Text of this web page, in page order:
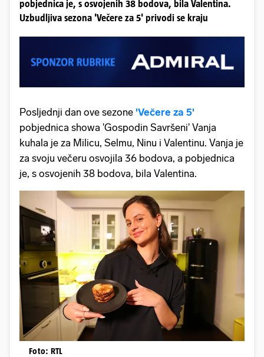
pobjednica je, s osvojenih 38 bodova, bila Valentina.
Uzbudljiva sezona 'Večere za 5' privodi se kraju
Posljednji dan ove sezone 'Večere za 5'
pobjednica showa 'Gospodin Savršeni' Vanja
kuhala je za Milicu, Selmu, Ninu i Valentinu. Vanja je
za svoju večeru osvojila 36 bodova, a pobjednica
je, s osvojenih 38 bodova, bila Valentina.
Foto: RTL